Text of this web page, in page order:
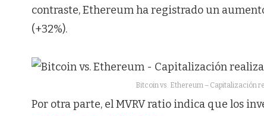
contraste, Ethereum ha registrado un
(+32%).
Bitcoin vs. Ethereum – Capitalización
Por otra parte, el MVRV ratio indica que los